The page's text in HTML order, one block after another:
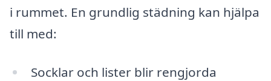
i rummet. En grundlig städning kan hjälpa
till med:
Socklar och lister blir rengjorda